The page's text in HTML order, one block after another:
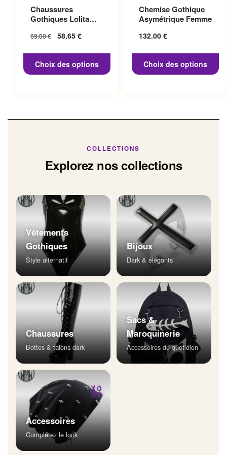
Chaussures
Gothiques Lolita
69.00€
Le prix initial
58.65 €
58.65 €.
Choix des options
variations. Les options
peuvent être choisies sur la
page du produit
Chemise Gothique
Asymétrique Femme
132.00 €
Choix des options
variations. Les options
peuvent être choisies sur la
page du produit
COLLECTIONS
Explorez nos collections
Vêtements
Gothiques
Style alternatif
Bijoux
Dark & élégants
Chaussures
Bottes & talons dark
Sacs &
Maroquinerie
Accessoires du quotidien
⛓
Accessoires
Complétez le look